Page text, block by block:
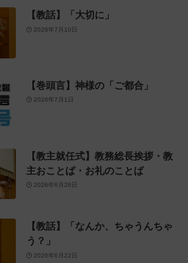
【教話】「大切に」
2026年7月10日
【巻頭言】神様の「ご都合」
2026年7月1日
【教主就任式】教務総長挨拶・教
主おことば・お礼のことば
2026年6月28日
【教話】「なんか、ちゃうんちゃ
う？」
2026年6月22日